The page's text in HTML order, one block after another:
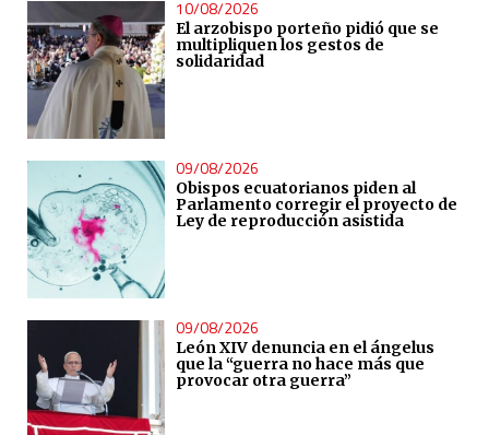
10/08/2026
El arzobispo porteño pidió que se
multipliquen los gestos de
solidaridad
09/08/2026
Obispos ecuatorianos piden al
Parlamento corregir el proyecto de
Ley de reproducción asistida
09/08/2026
León XIV denuncia en el ángelus
que la “guerra no hace más que
provocar otra guerra”